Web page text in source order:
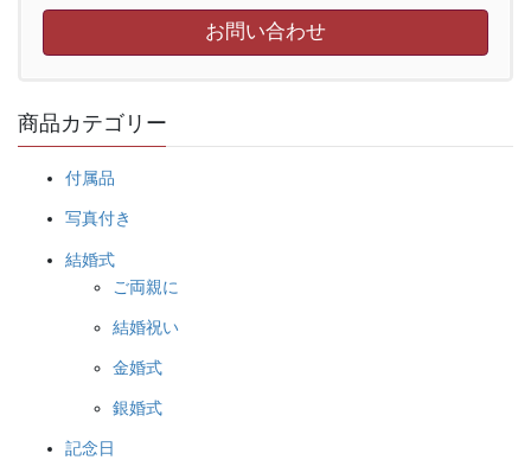
お問い合わせ
商品カテゴリー
付属品
写真付き
結婚式
ご両親に
結婚祝い
金婚式
銀婚式
記念日